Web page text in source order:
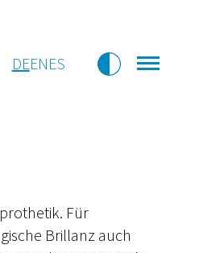
DEENES
Für
Brillanz auch